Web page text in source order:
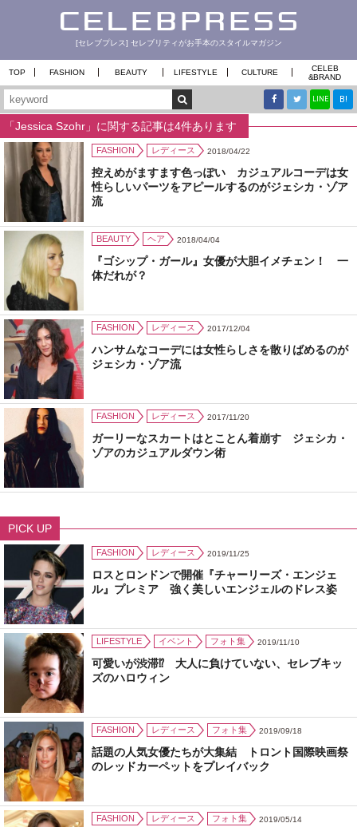
[セレブプレス] セレブリティがお手本のスタイルマガジン
TOP FASHION BEAUTY LIFESTYLE CULTURE
CELEB
&BRAND
LINE B!
「Jessica Szohr」に関する記事は4件あります
FASHION レディース 2018/04/22
控えめがますます色っぽい カジュアルコーデは女
性らしいパーツをアピールするのがジェシカ・ゾア
流
BEAUTY ヘア 2018/04/04
『ゴシップ・ガール』女優が大胆イメチェン！ 一
体だれが？
FASHION レディース 2017/12/04
ハンサムなコーデには女性らしさを散りばめるのが
ジェシカ・ゾア流
FASHION レディース 2017/11/20
ガーリーなスカートはとことん着崩す ジェシカ・
ゾアのカジュアルダウン術
PICK UP
FASHION レディース 2019/11/25
ロスとロンドンで開催『チャーリーズ・エンジェ
ル』プレミア 強く美しいエンジェルのドレス姿
LIFESTYLE イベント フォト集 2019/11/10
可愛いが渋滞⁉ 大人に負けていない、セレブキッ
ズのハロウィン
FASHION レディース フォト集 2019/09/18
話題の人気女優たちが大集結 トロント国際映画祭
のレッドカーペットをプレイバック
FASHION レディース フォト集 2019/05/14